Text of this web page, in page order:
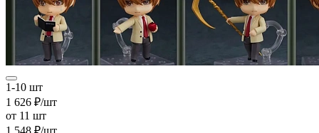
1-10 шт
1 626 ₽/шт
от 11 шт
1 548 ₽/шт